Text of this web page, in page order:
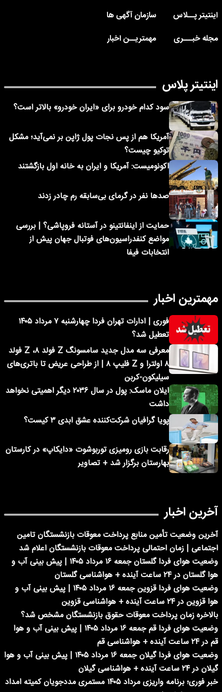
اینتیتر پــلاس
سازمان آگهی ها
مجله خبـــری
مهمتریــن اخبار
اینتیتر پلاس
سود کدام خودرو برای «ایران خودرو» بالاتر است؟
آمریکا هم از پس نجات پول ژاپن بر نمی‌آید؛ مشکل
توکیو چیست؟
اکونومیست: آمریکا و ایران به خانه اول بازگشتند
صدها نفر در گرمای بی‌سابقه رم چادر زدند
حمایت از اینفانتینو در آستانه فروپاشی؟ | بررسی
مواضع کنفدراسیون‌های فوتبال جهان پیش از
انتخابات فیفا
مهمترین اخبار
فوری | ادارات تهران فردا چهارشنبه ۷ مرداد ۱۴۰۵
تعطیل شد؟
معرفی سه مدل جدید سامسونگ Z فولد ۸، Z فولد
۸ اولترا و Z فلیپ ۸ | از طراحی عریض تا باتری‌های
سیلیکون-کربن
ایلان ماسک: پول در سال ۲۰۳۶ دیگر اهمیتی نخواهد
داشت
پویا گرافیان شرکت‌کننده عشق ابدی ۳ کیست؟
رقابت بازی رومیزی توربوشوت «دایکاپ» در کارستان
بهارستان برگزار شد + تصاویر
آخرین اخبار
آخرین وضعیت تأمین منابع پرداخت معوقات بازنشستگان تامین
اجتماعی | زمان احتمالی پرداخت معوقات بازنشستگان اعلام شد
وضعیت هوای فردا گلستان جمعه ۱۶ مرداد ۱۴۰۵ | پیش بینی آب و
هوا گلستان در ۲۴ ساعت آینده + هواشناسی گلستان
وضعیت هوای فردا قزوین جمعه ۱۶ مرداد ۱۴۰۵ | پیش بینی آب و
هوا قزوین در ۲۴ ساعت آینده + هواشناسی قزوین
بالاخره زمان پرداخت معوقات حقوق بازنشستگان مشخص شد؟
وضعیت هوای فردا قم جمعه ۱۶ مرداد ۱۴۰۵ | پیش بینی آب و هوا
قم در ۲۴ ساعت آینده + هواشناسی قم
وضعیت هوای فردا گیلان جمعه ۱۶ مرداد ۱۴۰۵ | پیش بینی آب و هوا
گیلان در ۲۴ ساعت آینده + هواشناسی گیلان
خبر فوری؛ برنامه واریزی مرداد ۱۴۰۵ مستمری مددجویان کمیته امداد